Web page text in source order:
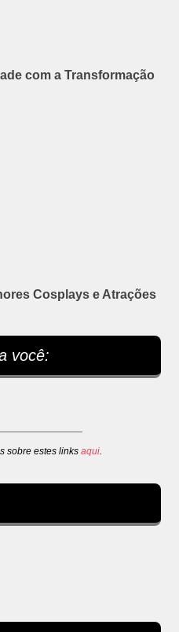
com a Transformação
Cosplays e Atrações
você:
sobre estes links aqui.